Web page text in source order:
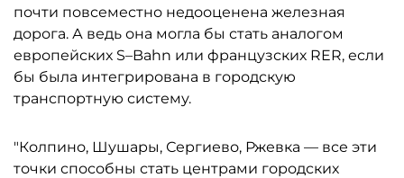
почти повсеместно недооценена железная
дорога. А ведь она могла бы стать аналогом
европейских S–Bahn или французских RER, если
бы была интегрирована в городскую
транспортную систему.
"Колпино, Шушары, Сергиево, Ржевка — все эти
точки способны стать центрами городских